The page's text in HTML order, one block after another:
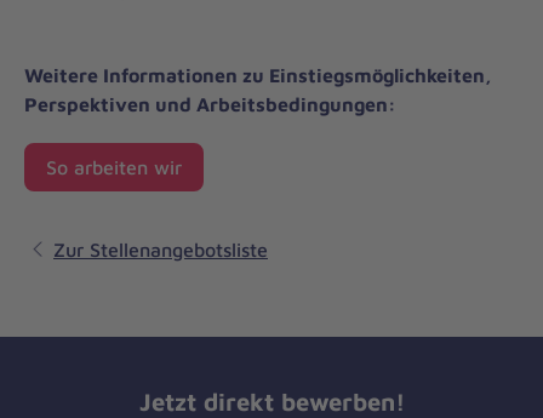
Weitere Informationen zu Einstiegsmöglichkeiten,
Perspektiven und Arbeitsbedingungen:
So arbeiten wir
Zur Stellenangebotsliste
Jetzt direkt bewerben!